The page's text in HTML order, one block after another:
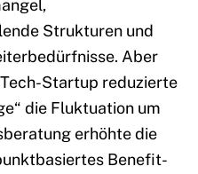
Strukturen und
Aber
Startup reduzierte
die Fluktuation um
erhöhte die
Benefit-